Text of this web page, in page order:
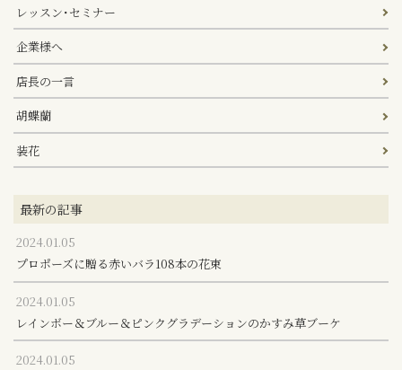
レッスン･セミナー
企業様へ
店長の一言
胡蝶蘭
装花
最新の記事
2024.01.05
プロポーズに贈る赤いバラ108本の花束
2024.01.05
レインボー＆ブルー＆ピンクグラデーションのかすみ草ブーケ
2024.01.05